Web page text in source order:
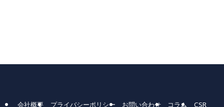
会社概要 プライバシーポリシー お問い合わせ コラム CSR